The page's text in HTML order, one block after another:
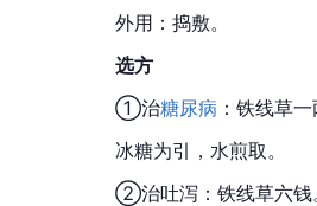
外用：捣敷。
选方
①治糖尿病 ：铁线草
冰糖为引，水煎取。
②治吐泻：铁线草六钱